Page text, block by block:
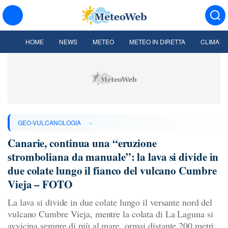
HOME NEWS METEO METEO IN DIRETTA CLIMA
GEO-VULCANOLOGIA »
Canarie, continua una “eruzione
stromboliana da manuale”: la lava si divide in
due colate lungo il fianco del vulcano Cumbre
Vieja – FOTO
La lava si divide in due colate lungo il versante nord del
vulcano Cumbre Vieja, mentre la colata di La Laguna si
avvicina sempre di più al mare, ormai distante 200 metri